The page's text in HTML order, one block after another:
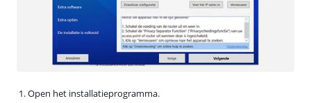
Open het installatieprogramma.